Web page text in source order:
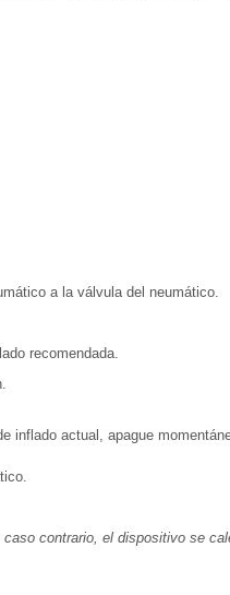
a la válvula del neumático.
recomendada.
inflado actual, apague
contrario, el dispositivo se